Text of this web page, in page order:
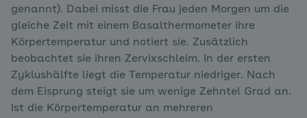
genannt). Dabei misst die Frau jeden Morgen um die
gleiche Zeit mit einem Basalthermometer ihre
Körpertemperatur und notiert sie. Zusätzlich
beobachtet sie ihren Zervixschleim. In der ersten
Zyklushälfte liegt die Temperatur niedriger. Nach
dem Eisprung steigt sie um wenige Zehntel Grad an.
Ist die Körpertemperatur an mehreren